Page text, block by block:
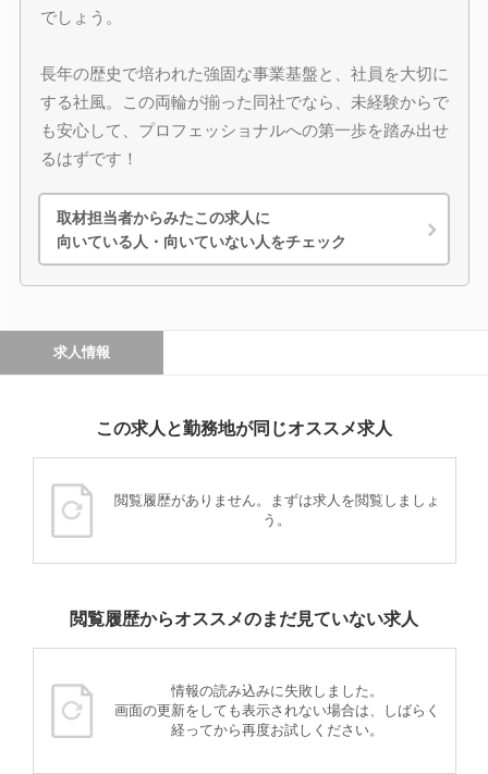
でしょう。
長年の歴史で培われた強固な事業基盤と、社員を大切に
する社風。この両輪が揃った同社でなら、未経験からで
も安心して、プロフェッショナルへの第一歩を踏み出せ
るはずです！
取材担当者からみたこの求人に
向いている人・向いていない人をチェック
求人情報
この求人と勤務地が同じオススメ求人
閲覧履歴がありません。まずは求人を閲覧しましょ
う。
閲覧履歴からオススメのまだ見ていない求人
情報の読み込みに失敗しました。
画面の更新をしても表示されない場合は、しばらく
経ってから再度お試しください。